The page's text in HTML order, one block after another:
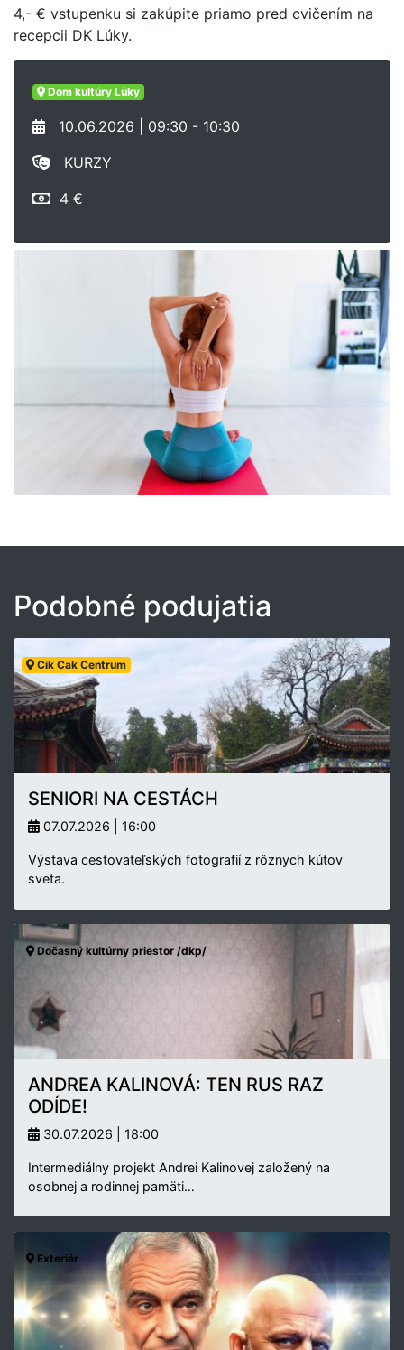
4,- € vstupenku si zakúpite priamo pred cvičením na
recepcii DK Lúky.
Dom kultúry Lúky
10.06.2026 | 09:30 - 10:30
KURZY
4 €
Podobné podujatia
Cik Cak Centrum
SENIORI NA CESTÁCH
07.07.2026 | 16:00
Výstava cestovateľských fotografií z rôznych kútov
sveta.
Dočasný kultúrny priestor /dkp/
ANDREA KALINOVÁ: TEN RUS RAZ
ODÍDE!
30.07.2026 | 18:00
Intermediálny projekt Andrei Kalinovej založený na
osobnej a rodinnej pamäti…
Exteriér